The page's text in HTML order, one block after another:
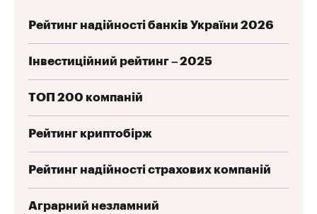
Рейтинг надійності банків України 2026
Інвестиційний рейтинг – 2025
ТОП 200 компаній
Рейтинг криптобірж
Рейтинг надійності страхових компаній
Аграрний незламний